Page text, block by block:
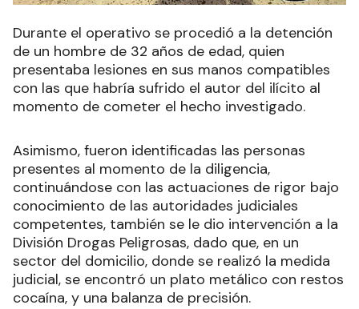
Durante el operativo se procedió a la detención
de un hombre de 32 años de edad, quien
presentaba lesiones en sus manos compatibles
con las que habría sufrido el autor del ilícito al
momento de cometer el hecho investigado.
Asimismo, fueron identificadas las personas
presentes al momento de la diligencia,
continuándose con las actuaciones de rigor bajo
conocimiento de las autoridades judiciales
competentes, también se le dio intervención a la
División Drogas Peligrosas, dado que, en un
sector del domicilio, donde se realizó la medida
judicial, se encontró un plato metálico con restos
cocaína, y una balanza de precisión.